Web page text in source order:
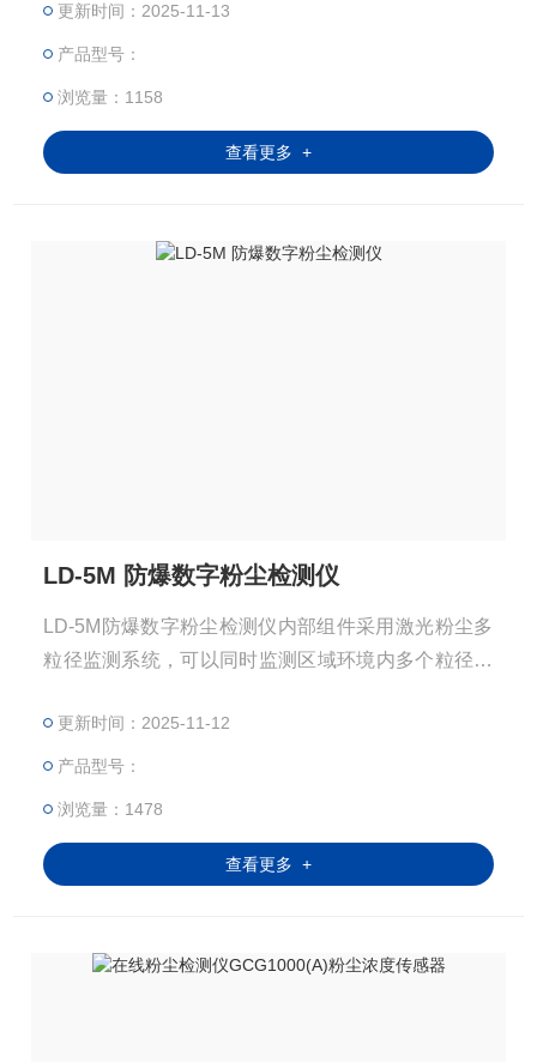
准确及时地反映接尘人员吸入的呼吸性粉尘质量和不
同粉尘作业场所中粉尘的污染状况，为准确评价作业
更新时间：2025-11-13
产品型号：
浏览量：1158
查看更多 +
LD-5M 防爆数字粉尘检测仪
LD-5M防爆数字粉尘检测仪内部组件采用激光粉尘多
粒径监测系统，可以同时监测区域环境内多个粒径粉
了对可吸入颗粒物的实时监测。采用激光为光源，提
高了响应速度，使质量浓度转换，使质量浓度转换不
较强的流动性。
更新时间：2025-11-12
产品型号：
浏览量：1478
查看更多 +